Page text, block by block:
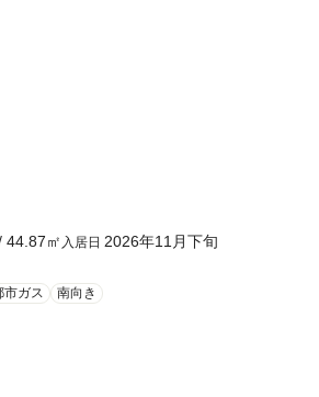
44.87㎡ 入居日 2026年11月下旬
市ガス 南向き